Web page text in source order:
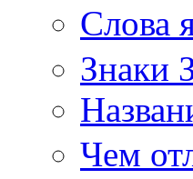
Слова
Знаки
Чем